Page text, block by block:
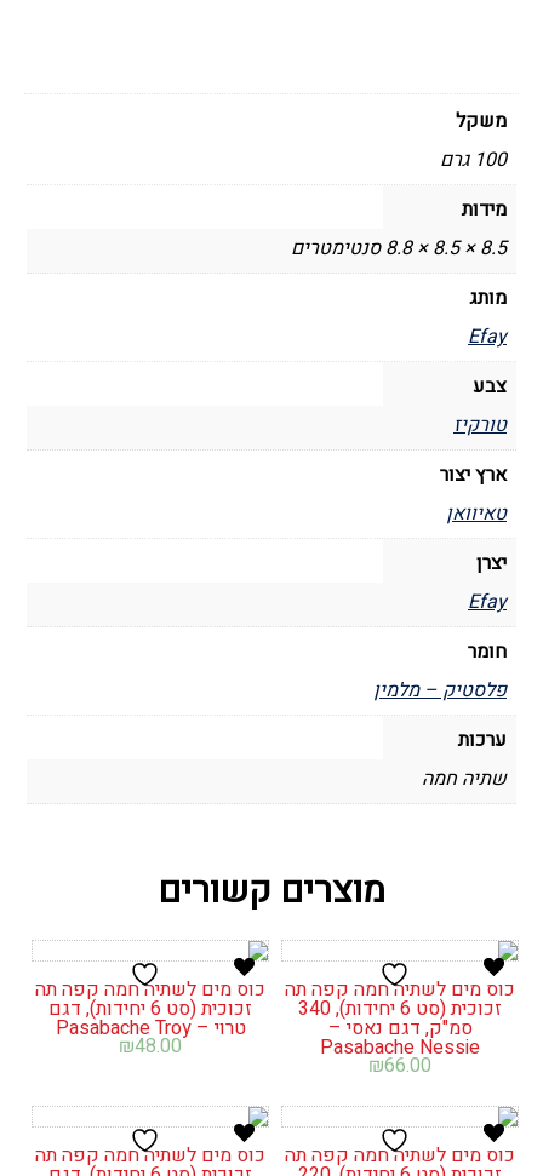
משקל
100 גרם
מידות
8.5 × 8.5 × 8.8 סנטימטרים
מותג
Efay
צבע
טורקיז
ארץ יצור
טאיוואן
יצרן
Efay
חומר
פלסטיק – מלמין
ערכות
שתיה חמה
מוצרים קשורים
כוס מים לשתיה חמה קפה תה
זכוכית (סט 6 יחידות), 340
סמ"ק, דגם נאסי –
Pasabache Nessie
₪66.00
כוס מים לשתיה חמה קפה תה
זכוכית (סט 6 יחידות), דגם
טרוי – Pasabache Troy
₪48.00
כוס מים לשתיה חמה קפה תה כוס מים לשתיה חמה קפה תה